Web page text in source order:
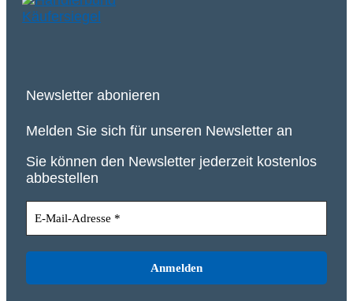
Newsletter abonieren
Melden Sie sich für unseren Newsletter an
Sie können den Newsletter jederzeit kostenlos
abbestellen